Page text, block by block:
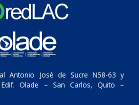
Antonio José de Sucre N58-63 y
Edif. Olade – San Carlos, Quito –